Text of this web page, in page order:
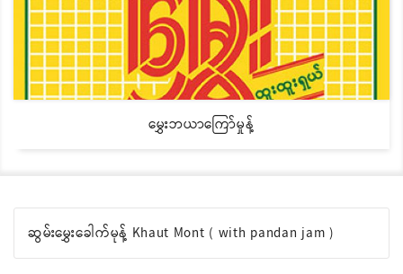
မွှေးဘယာကြော်မှုန့်
ဆွမ်းမွှေးခေါက်မုန့် Khaut Mont ( with pandan jam )